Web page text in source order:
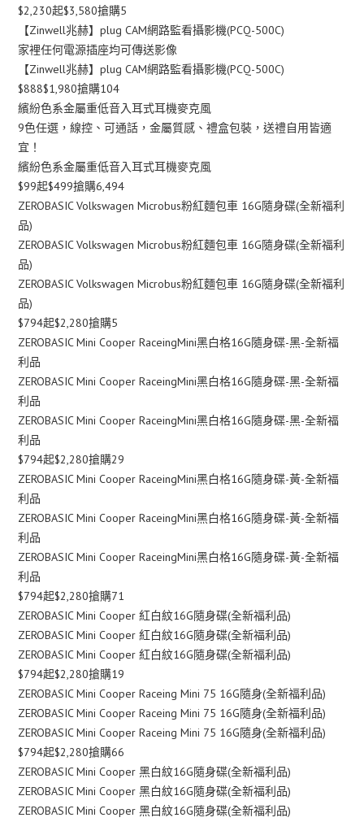
$2,230起$3,580搶購5
【Zinwell兆赫】plug CAM網路監看攝影機(PCQ-500C)
家裡任何電源插座均可傳送影像
【Zinwell兆赫】plug CAM網路監看攝影機(PCQ-500C)
$888$1,980搶購104
繽紛色系金屬重低音入耳式耳機麥克風
9色任選，線控、可通話，金屬質感、禮盒包裝，送禮自用皆適
宜！
繽紛色系金屬重低音入耳式耳機麥克風
$99起$499搶購6,494
ZEROBASIC Volkswagen Microbus粉紅麵包車 16G隨身碟(全新福利
品)
ZEROBASIC Volkswagen Microbus粉紅麵包車 16G隨身碟(全新福利
品)
ZEROBASIC Volkswagen Microbus粉紅麵包車 16G隨身碟(全新福利
品)
$794起$2,280搶購5
ZEROBASIC Mini Cooper RaceingMini黑白格16G隨身碟-黑-全新福
利品
ZEROBASIC Mini Cooper RaceingMini黑白格16G隨身碟-黑-全新福
利品
ZEROBASIC Mini Cooper RaceingMini黑白格16G隨身碟-黑-全新福
利品
$794起$2,280搶購29
ZEROBASIC Mini Cooper RaceingMini黑白格16G隨身碟-黃-全新福
利品
ZEROBASIC Mini Cooper RaceingMini黑白格16G隨身碟-黃-全新福
利品
ZEROBASIC Mini Cooper RaceingMini黑白格16G隨身碟-黃-全新福
利品
$794起$2,280搶購71
ZEROBASIC Mini Cooper 紅白紋16G隨身碟(全新福利品)
ZEROBASIC Mini Cooper 紅白紋16G隨身碟(全新福利品)
ZEROBASIC Mini Cooper 紅白紋16G隨身碟(全新福利品)
$794起$2,280搶購19
ZEROBASIC Mini Cooper Raceing Mini 75 16G隨身(全新福利品)
ZEROBASIC Mini Cooper Raceing Mini 75 16G隨身(全新福利品)
ZEROBASIC Mini Cooper Raceing Mini 75 16G隨身(全新福利品)
$794起$2,280搶購66
ZEROBASIC Mini Cooper 黑白紋16G隨身碟(全新福利品)
ZEROBASIC Mini Cooper 黑白紋16G隨身碟(全新福利品)
ZEROBASIC Mini Cooper 黑白紋16G隨身碟(全新福利品)